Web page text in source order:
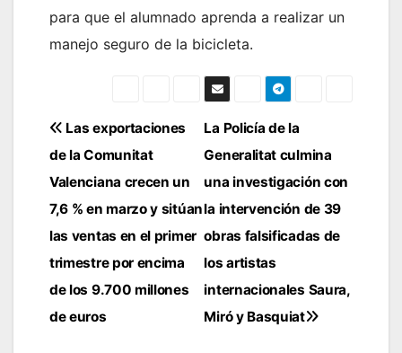
para que el alumnado aprenda a realizar un
manejo seguro de la bicicleta.
Navegación
de
entradas
La Policía de la
Generalitat culmina
una investigación con
la intervención de 39
obras falsificadas de
los artistas
internacionales Saura,
Miró y Basquiat
Las exportaciones
de la Comunitat
Valenciana crecen un
7,6 % en marzo y sitúan
las ventas en el primer
trimestre por encima
de los 9.700 millones
de euros